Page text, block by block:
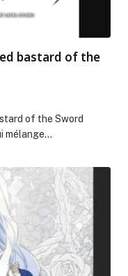
bastard of the
of the Sword
mélange…